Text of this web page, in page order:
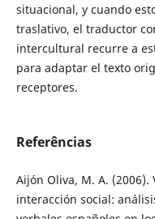
situacional, y cuando
traslativo, el traductor
intercultural recurre a
para adaptar el texto
receptores.
Referências
Aijón Oliva, M. A.
interacción social: